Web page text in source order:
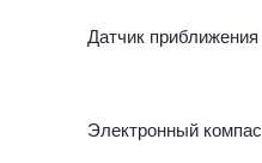
Датчик приближения
Электронный компас